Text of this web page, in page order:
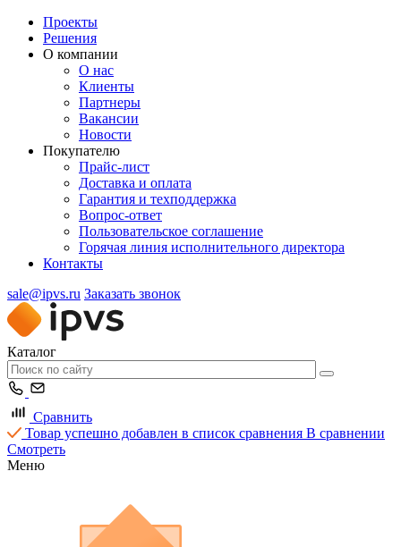
Проекты
Решения
О компании
О нас
Клиенты
Партнеры
Вакансии
Новости
Покупателю
Прайс-лист
Доставка и оплата
Гарантия и техподдержка
Вопрос-ответ
Пользовательское соглашение
Горячая линия исполнительного директора
Контакты
sale@ipvs.ru Заказать звонок
Каталог
Сравнить
Товар успешно добавлен в список сравнения В сравнении
Смотреть
Меню